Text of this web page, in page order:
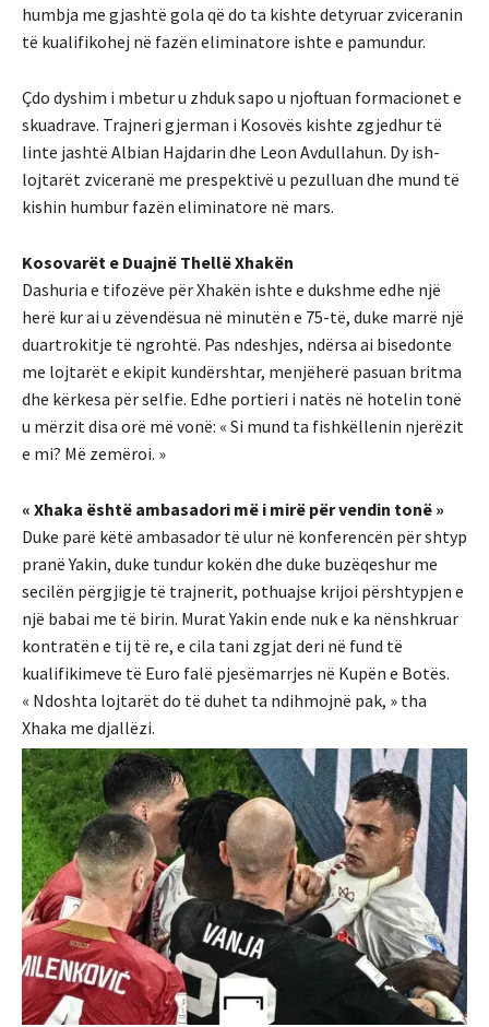
humbja me gjashtë gola që do ta kishte detyruar zviceranin
të kualifikohej në fazën eliminatore ishte e pamundur.
Çdo dyshim i mbetur u zhduk sapo u njoftuan formacionet e
skuadrave. Trajneri gjerman i Kosovës kishte zgjedhur të
linte jashtë Albian Hajdarin dhe Leon Avdullahun. Dy ish-
lojtarët zviceranë me prespektivë u pezulluan dhe mund të
kishin humbur fazën eliminatore në mars.
Kosovarët e Duajnë Thellë Xhakën
Dashuria e tifozëve për Xhakën ishte e dukshme edhe një
herë kur ai u zëvendësua në minutën e 75-të, duke marrë një
duartrokitje të ngrohtë. Pas ndeshjes, ndërsa ai bisedonte
me lojtarët e ekipit kundërshtar, menjëherë pasuan britma
dhe kërkesa për selfie. Edhe portieri i natës në hotelin tonë
u mërzit disa orë më vonë: « Si mund ta fishkëllenin njerëzit
e mi? Më zemëroi. »
« Xhaka është ambasadori më i mirë për vendin tonë »
Duke parë këtë ambasador të ulur në konferencën për shtyp
pranë Yakin, duke tundur kokën dhe duke buzëqeshur me
secilën përgjigje të trajnerit, pothuajse krijoi përshtypjen e
një babai me të birin. Murat Yakin ende nuk e ka nënshkruar
kontratën e tij të re, e cila tani zgjat deri në fund të
kualifikimeve të Euro falë pjesëmarrjes në Kupën e Botës.
« Ndoshta lojtarët do të duhet ta ndihmojnë pak, » tha
Xhaka me djallëzi.